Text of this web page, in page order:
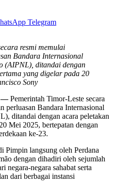
Telegram
resmi memulai
Bandara Internasional
(AIPNL), ditandai dengan
yang digelar pada 20
Sony
—Pemerintah Timor-Leste secara
perluasan Bandara Internasional
ditandai dengan acara peletakan
Mei 2025, bertepatan dengan
ke-23.
Pimpin langsung oleh Perdana
dengan dihadiri oleh sejumlah
negara-negara sahabat serta
dari berbagai instansi